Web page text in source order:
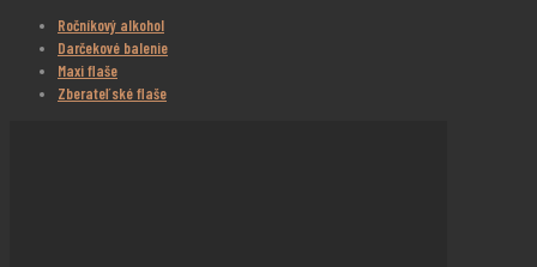
Ročníkový alkohol
Darčekové balenie
Maxi flaše
Zberateľské flaše